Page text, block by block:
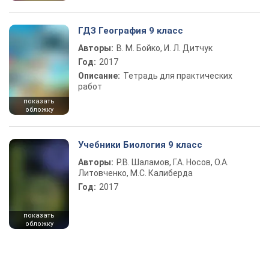
показать
обложку
ГДЗ География 9 класс
Авторы: В. М. Бойко, И. Л. Дитчук
Год: 2017
Описание: Тетрадь для практических
работ
показать
обложку
Учебники Биология 9 класс
Авторы: Р.В. Шаламов, Г.А. Носов, О.А.
Литовченко, М.С. Калиберда
Год: 2017